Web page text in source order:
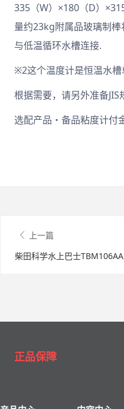
335（W）×180（D）
量约23kg附属品玻璃制
与低温循环水槽连接.
※2这个温度计是恒温水
根据需要，请另外准备JIS
选配产品・备品粘度计付
上一篇
柴田科学水上巴士
正品保障